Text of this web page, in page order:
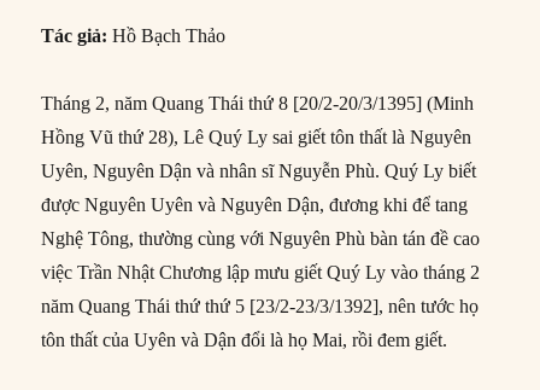
Tác giả:Hồ Bạch Thảo
Tháng 2, năm Quang Thái thứ 8 [20/2-20/3/1395] (Minh
Hồng Vũ thứ 28), Lê Quý Ly sai giết tôn thất là Nguyên
Uyên, Nguyên Dận và nhân sĩ Nguyễn Phù. Quý Ly biết
được Nguyên Uyên và Nguyên Dận, đương khi để tang
Nghệ Tông, thường cùng với Nguyên Phù bàn tán đề cao
việc Trần Nhật Chương lập mưu giết Quý Ly vào tháng 2
năm Quang Thái thứ thứ 5 [23/2-23/3/1392], nên tước họ
tôn thất của Uyên và Dận đổi là họ Mai, rồi đem giết.